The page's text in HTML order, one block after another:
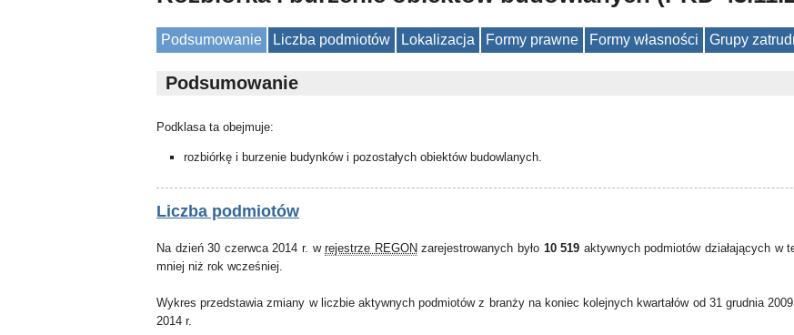
Podsumowanie Liczba podmiotów Lokalizacja Formy prawne Formy własności Grupy
Podsumowanie
Podklasa ta obejmuje:
rozbiórkę i burzenie budynków i pozostałych obiektów budowlanych.
Liczba podmiotów
Na dzień 30 czerwca 2014 r. wrejestrze REGON zarejestrowanych było 10 519 aktywnych podmiotów działających w
mniej niż rok wcześniej.
Wykres przedstawia zmiany w liczbie aktywnych podmiotów z branży na koniec kolejnych kwartałów od 31 grudnia
2014 r.